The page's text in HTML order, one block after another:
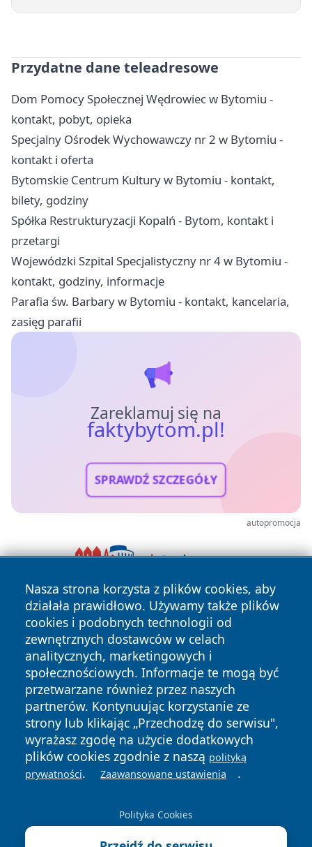
Przydatne dane teleadresowe
Dom Pomocy Społecznej Wędrowiec w Bytomiu -
kontakt, pobyt, opieka
Specjalny Ośrodek Wychowawczy nr 2 w Bytomiu -
kontakt i oferta
Bytomskie Centrum Kultury w Bytomiu - kontakt,
bilety, godziny
Spółka Restrukturyzacji Kopalń - Bytom, kontakt i
przetargi
Wojewódzki Szpital Specjalistyczny nr 4 w Bytomiu -
kontakt, godziny, informacje
Parafia św. Barbary w Bytomiu - kontakt, kancelaria,
zasięg parafii
Zareklamuj się na
faktybytom.pl!
SPRAWDŹ SZCZEGÓŁY
autopromocja
Nasza strona korzysta z plików cookies, aby
działała prawidłowo. Używamy także plików
cookies i podobnych technologii od
zewnętrznych dostawców w celach
analitycznych, marketingowych i
społecznościowych. Informacje te mogą być
przetwarzane również przez naszych
partnerów. Kontynuując korzystanie ze
strony lub klikając „Przechodzę do serwisu",
wyrażasz zgodę na użycie dodatkowych
plików cookies zgodnie z naszą polityką
prywatności. Zaawansowane ustawienia .
Polityka Cookies
Copyright © 2026 faktybytom.pl Wszystkie prawa zastrzeżone.
News Autorzy
Polityka
Prywatności
Polityka
Cookies